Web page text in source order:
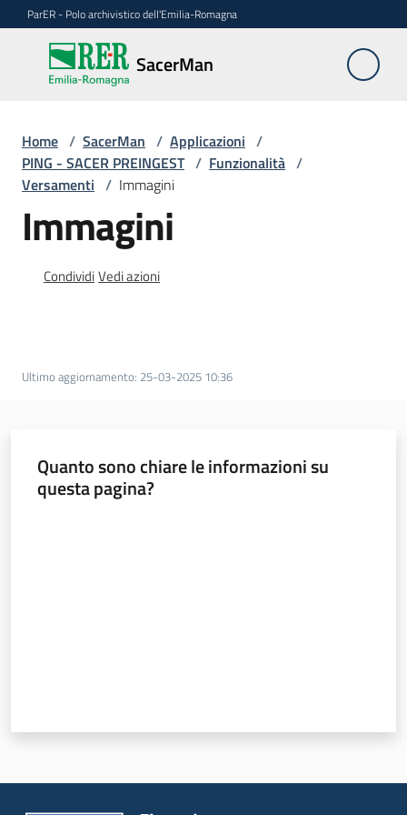
Vai al contenuto
Vai alla navigazione
Vai al footer
ParER - Polo archivistico dell'Emilia-Romagna
SacerMan
SacerMan
Applicazioni
Menu selezionato
Evolutive
FAQ
Polo
archivistico
Home / SacerMan / Applicazioni /
PING - SACER PREINGEST / Funzionalità /
Versamenti / Immagini
Immagini
CondividiVedi azioni
Ultimo aggiornamento: 25-03-2025 10:36
Quanto sono chiare le informazioni su
questa pagina?